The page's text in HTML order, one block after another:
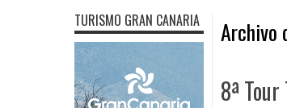
Archivo
8ª
TURISMO GRAN CANARIA